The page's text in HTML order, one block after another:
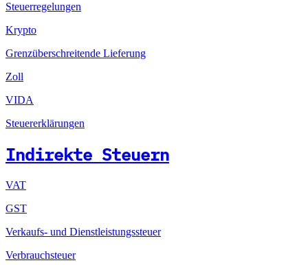
Steuerregelungen
Krypto
Grenzüberschreitende Lieferung
Zoll
VIDA
Steuererklärungen
Indirekte Steuern
VAT
GST
Verkaufs- und Dienstleistungssteuer
Verbrauchsteuer